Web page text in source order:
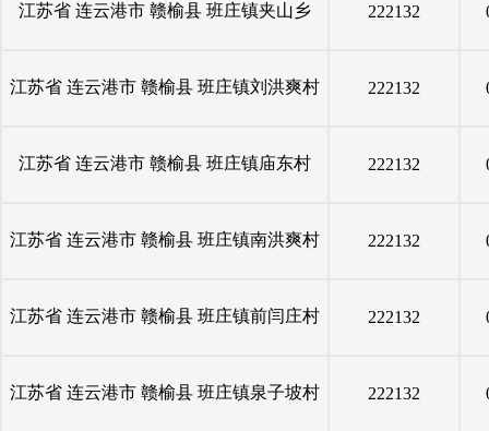
江苏省 连云港市 赣榆县 班庄镇夹山乡 222132
江苏省 连云港市 赣榆县 班庄镇刘洪爽村 222132
江苏省 连云港市 赣榆县 班庄镇庙东村 222132
江苏省 连云港市 赣榆县 班庄镇南洪爽村 222132
江苏省 连云港市 赣榆县 班庄镇前闫庄村 222132
江苏省 连云港市 赣榆县 班庄镇泉子坡村 222132